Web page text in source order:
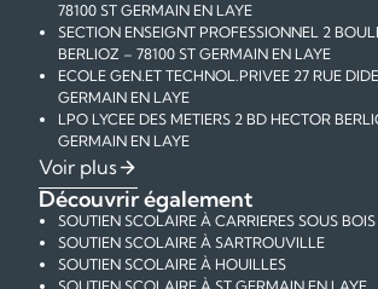
78100 ST GERMAIN EN LAYE
SECTION ENSEIGNT PROFESSIONNEL 2
BERLIOZ – 78100 ST GERMAIN EN LAYE
ECOLE GEN.ET TECHNOL.PRIVEE 27 RUE
GERMAIN EN LAYE
LPO LYCEE DES METIERS 2 BD HECTOR
GERMAIN EN LAYE
LYCEE GEN.ET TECHNOL.PRIVE 5 RUE
78100 ST GERMAIN EN LAYE
LYCEE POLYVALENT PRIVE 3 RUE DE TEMARA
GERMAIN EN LAYE
LYCEE TECHNOLOGIQUE PRIVE 15 RUE DES
ST GERMAIN EN LAYE
Voir plus
Découvrir également
SOUTIEN SCOLAIRE À CARRIERES SOUS BOIS
SOUTIEN SCOLAIRE À SARTROUVILLE
SOUTIEN SCOLAIRE À HOUILLES